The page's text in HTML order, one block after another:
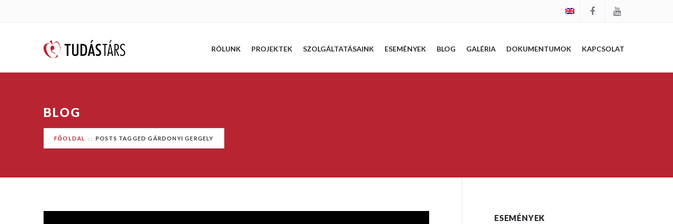
RÓLUNK PROJEKTEK SZOLGÁLTATÁSAINK ESEMÉNYEK BLOG GALÉRIA DOKUMENTUMOK KAPCSOLAT
BLOG
FŐOLDAL POSTS TAGGED GÁRDONYI GERGELY
ESEMÉNYEK